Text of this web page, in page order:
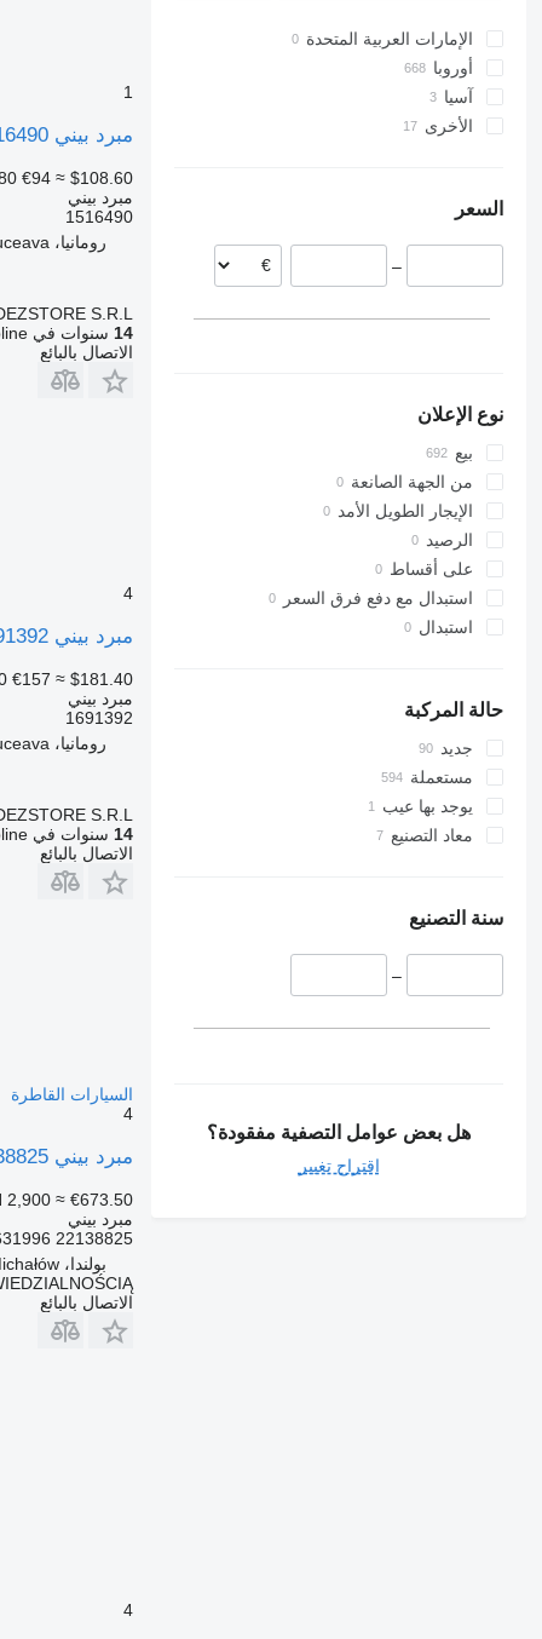
Unimog
V-Class
Vito
الإمارات العربية المتحدة
أوروبا
رومانيا
بلجيكا
ليتوانيا
آسيا
تركيا
الأخرى
السعر
–
نوع الإعلان
بيع
من الجهة الصانعة
الإيجار الطويل الأمد
الرصيد
على أقساط
استبدال مع دفع فرق السعر
استبدال
حالة المركبة
جديد
مستعملة
يوجد بها عيب
معاد التصنيع
سنة التصنيع
–
هل بعض عوامل التصفية مفقودة؟
اقتراح تغيير
1
مبرد بيني 1516490 لـ السيارات القاطرة Scania
€94 ≈ $108.60
مبرد بيني
1516490
رومانيا، Suceava
S.R.L.
14 سنوات في Autoline
الاتصال بالبائع
4
مبرد بيني 1691392 لـ السيارات القاطرة DAF XF105
€157 ≈ $181.40
مبرد بيني
1691392
رومانيا، Suceava
S.R.L.
14 سنوات في Autoline
الاتصال بالبائع
السيارات القاطرة
4
مبرد بيني Volvo KOMPLET CHŁODNIC FH4 22138825 لـ السيارات القاطرة
2,900 ≈ €673.50
مبرد بيني
22138825 21631996
بولندا، Michałów
الاتصال بالبائع
4